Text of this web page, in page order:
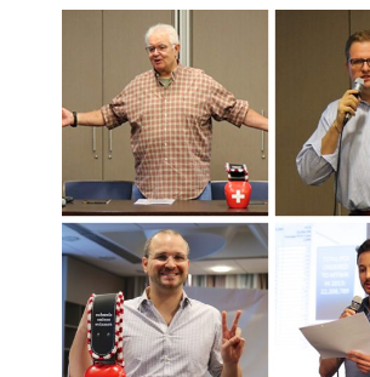
Marketing Meeting